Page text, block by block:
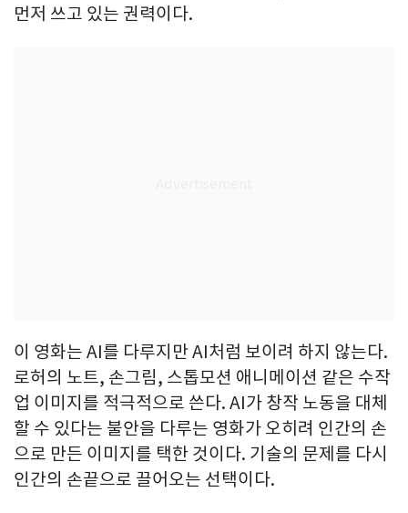
먼저 쓰고 있는 권력이다.
이 영화는 AI를 다루지만 AI처럼 보이려 하지 않는다.
로허의 노트, 손그림, 스톱모션 애니메이션 같은 수작
업 이미지를 적극적으로 쓴다. AI가 창작 노동을 대체
할 수 있다는 불안을 다루는 영화가 오히려 인간의 손
으로 만든 이미지를 택한 것이다. 기술의 문제를 다시
인간의 손끝으로 끌어오는 선택이다.